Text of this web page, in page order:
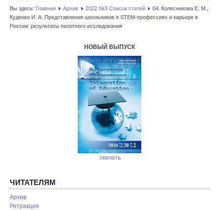
РЕДАКЦИОННАЯ ПОЛИТИКА
Вы здесь: Главная Архив 2022 №3 Список статей
04. Колесникова Е. М.,
Куденко И. А. Представления школьников о STEM-профессиях и карьере в
России: результаты пилотного исследования
НОВЫЙ ВЫПУСК
скачать
ЧИТАТЕЛЯМ
Архив
Ретракция